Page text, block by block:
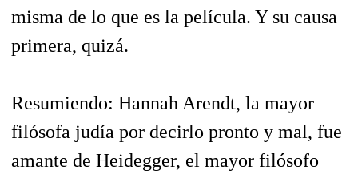
misma de lo que es la película. Y su causa
primera, quizá.
Resumiendo: Hannah Arendt, la mayor
filósofa judía por decirlo pronto y mal, fue
amante de Heidegger, el mayor filósofo